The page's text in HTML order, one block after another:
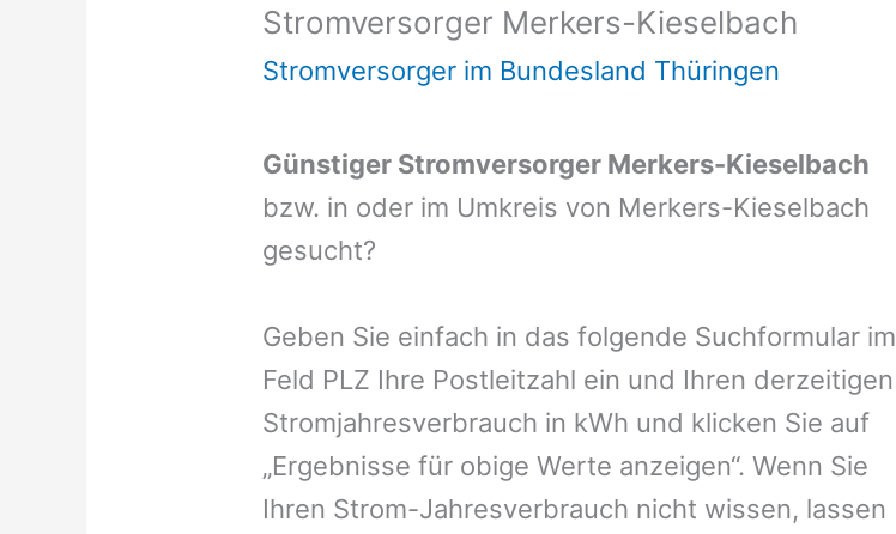
Stromversorger Merkers-Kieselbach
Stromversorger im Bundesland Thüringen
Günstiger Stromversorger Merkers-Kieselbach
bzw. in oder im Umkreis von Merkers-Kieselbach
gesucht?
Geben Sie einfach in das folgende Suchformular im
Feld PLZ Ihre Postleitzahl ein und Ihren derzeitigen
Stromjahresverbrauch in kWh und klicken Sie auf
„Ergebnisse für obige Werte anzeigen“. Wenn Sie
Ihren Strom-Jahresverbrauch nicht wissen, lassen